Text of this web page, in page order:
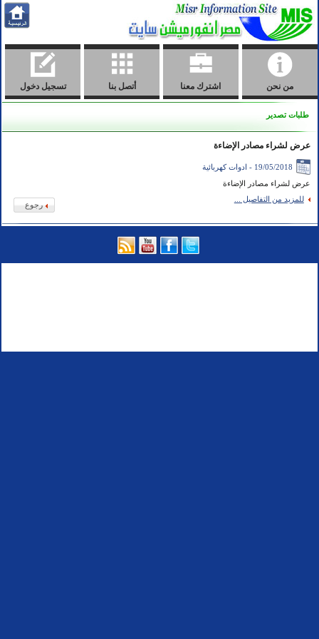
من نحن اشترك معنا أتصل بنا تسجيل دخول
طلبات تصدير
عرض لشراء مصادر الإضاءة
19/05/2018 - ادوات كهربائية
عرض لشراء مصادر الإضاءة
للمزيد من التفاصيل ...
رجوع